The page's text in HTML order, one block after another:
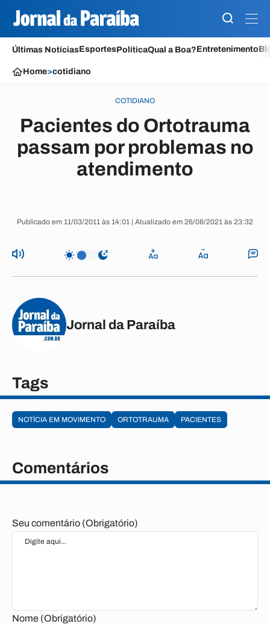
Últimas NotíciasEsportesPolíticaQual a Boa?Entretenimento
Home>cotidiano
COTIDIANO
Pacientes do Ortotrauma
passam por problemas no
atendimento
Publicado em 11/03/2011 às 14:01 | Atualizado em 26/08/2021 às 23:32
Jornal da Paraíba
Tags
NOTÍCIA EM MOVIMENTO ORTOTRAUMA PACIENTES
Comentários
Seu comentário (Obrigatório)
Nome (Obrigatório)